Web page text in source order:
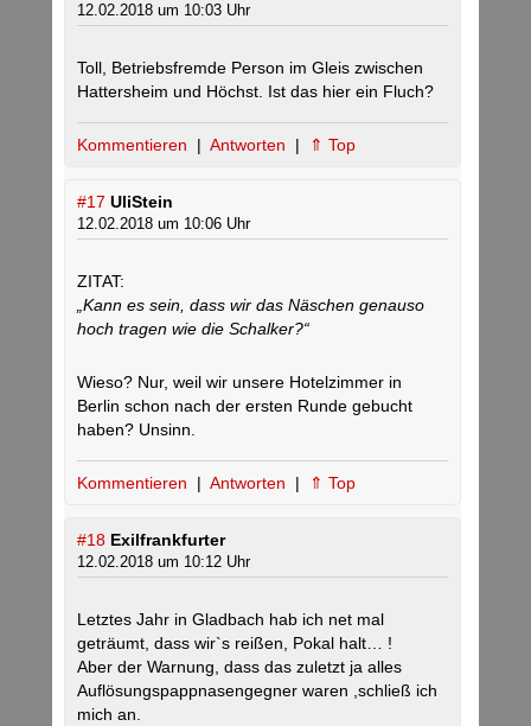
12.02.2018 um 10:03 Uhr
Toll, Betriebsfremde Person im Gleis zwischen
Hattersheim und Höchst. Ist das hier ein Fluch?
Kommentieren | Antworten | ⇑ Top
#17 UliStein
12.02.2018 um 10:06 Uhr
ZITAT:
„Kann es sein, dass wir das Näschen genauso
hoch tragen wie die Schalker?“
Wieso? Nur, weil wir unsere Hotelzimmer in
Berlin schon nach der ersten Runde gebucht
haben? Unsinn.
Kommentieren | Antworten | ⇑ Top
#18 Exilfrankfurter
12.02.2018 um 10:12 Uhr
Letztes Jahr in Gladbach hab ich net mal
geträumt, dass wir`s reißen, Pokal halt… !
Aber der Warnung, dass das zuletzt ja alles
Auflösungspappnasengegner waren ,schließ ich
mich an.